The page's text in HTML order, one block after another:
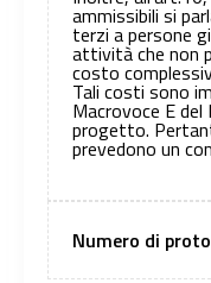
ammissibili si
terzi a persone
attività che non
costo
Tali costi sono
Macrovoce E
progetto.
prevedono un
Numero di